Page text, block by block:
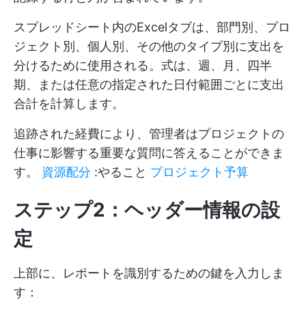
スプレッドシート内のExcelタブは、部門別、プロ
ジェクト別、個人別、その他のタイプ別に支出を
分けるために使用される。式は、週、月、四半
期、または任意の指定された日付範囲ごとに支出
合計を計算します。
追跡された経費により、管理者はプロジェクトの
仕事に影響する重要な質問に答えることができま
す。 資源配分 :やること プロジェクト予算
ステップ2：ヘッダー情報の設
定
上部に、レポートを識別するための鍵を入力しま
す：